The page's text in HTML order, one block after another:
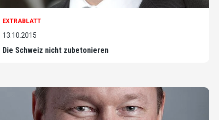
EXTRABLATT
13.10.2015
Die Schweiz nicht zubetonieren